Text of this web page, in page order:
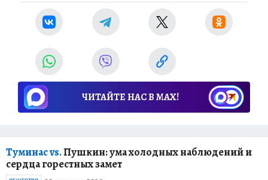
ЧИТАЙТЕ НАС В МАХ!
Туминас vs.Пушкин: ума холодных наблюдений и
сердца горестных замет